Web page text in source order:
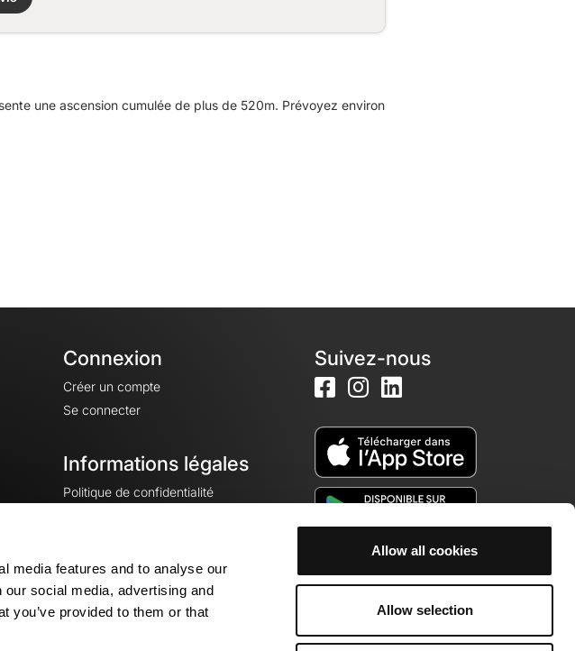
media features and to analyse our
social media, advertising and
you’ve provided to them or that
Allow all cookies
Allow selection
une ascension cumulée de plus de 520m. Prévoyez environ
Connexion
Créer un compte
Se connecter
Informations légales
Politique de confidentialité
Mentions légales
Paramètres des cookies
Suivez-nous